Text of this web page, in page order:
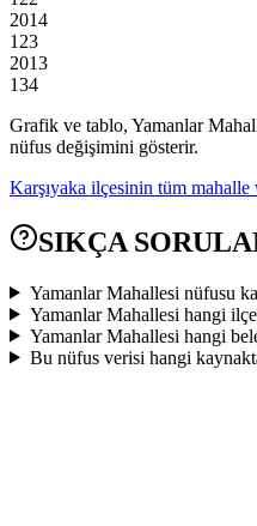
2014
123
2013
134
Grafik ve tablo, Yamanlar
nüfus değişimini gösterir.
Karşıyaka ilçesinin tüm
SIKÇA
Yamanlar Mahallesi nüfusu
Yamanlar Mahallesi hangi
Yamanlar Mahallesi hangi
Bu nüfus verisi hangi